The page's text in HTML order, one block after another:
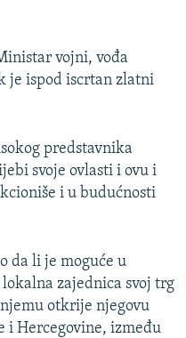
vojni, vođa
je ispod iscrtan zlatni
predstavnika
svoje ovlasti i ovu i
i u budućnosti
da li je moguće u
zajednica svoj trg
otkrije njegovu
i Hercegovine, između